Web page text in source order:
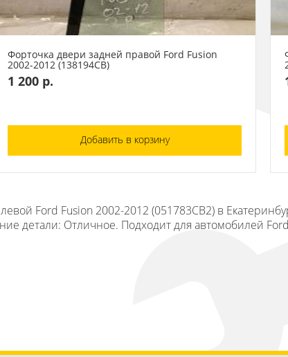
Форточка двери задней правой Ford Fusion
2002-2012 (138194СВ)
1 200 р.
Добавить в корзину
Ford Fusion 2002-2012 (051783СВ2) в
детали: Отличное. Подходит для автомобилей